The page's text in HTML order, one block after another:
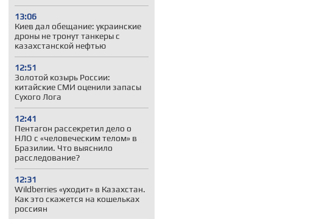
13:06
Киев дал обещание: украинские
дроны не тронут танкеры с
казахстанской нефтью
12:51
Золотой козырь России:
китайские СМИ оценили запасы
Сухого Лога
12:41
Пентагон рассекретил дело о
НЛО с «человеческим телом» в
Бразилии. Что выяснило
расследование?
12:31
Wildberries «уходит» в Казахстан.
Как это скажется на кошельках
россиян